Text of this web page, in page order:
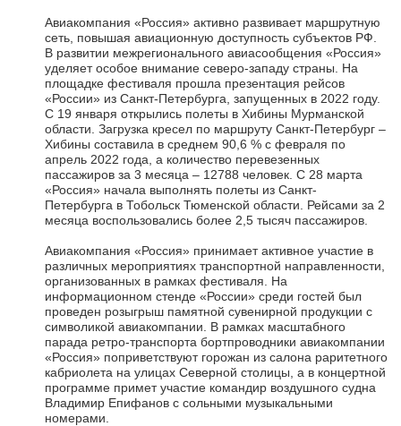
Авиакомпания «Россия» активно развивает маршрутную
сеть, повышая авиационную доступность субъектов РФ.
В развитии межрегионального авиасообщения «Россия»
уделяет особое внимание северо-западу страны. На
площадке фестиваля прошла презентация рейсов
«России» из Санкт-Петербурга, запущенных в 2022 году.
С 19 января открылись полеты в Хибины Мурманской
области. Загрузка кресел по маршруту Санкт-Петербург –
Хибины составила в среднем 90,6 % с февраля по
апрель 2022 года, а количество перевезенных
пассажиров за 3 месяца – 12788 человек. С 28 марта
«Россия» начала выполнять полеты из Санкт-
Петербурга в Тобольск Тюменской области. Рейсами за 2
месяца воспользовались более 2,5 тысяч пассажиров.
Авиакомпания «Россия» принимает активное участие в
различных мероприятиях транспортной направленности,
организованных в рамках фестиваля. На
информационном стенде «России» среди гостей был
проведен розыгрыш памятной сувенирной продукции с
символикой авиакомпании. В рамках масштабного
парада ретро-транспорта бортпроводники авиакомпании
«Россия» поприветствуют горожан из салона раритетного
кабриолета на улицах Северной столицы, а в концертной
программе примет участие командир воздушного судна
Владимир Епифанов с сольными музыкальными
номерами.